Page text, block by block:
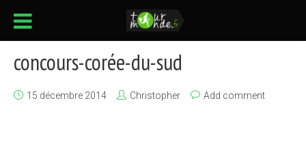
concours-corée-du-sud
15 décembre 2014 Christopher Add comment